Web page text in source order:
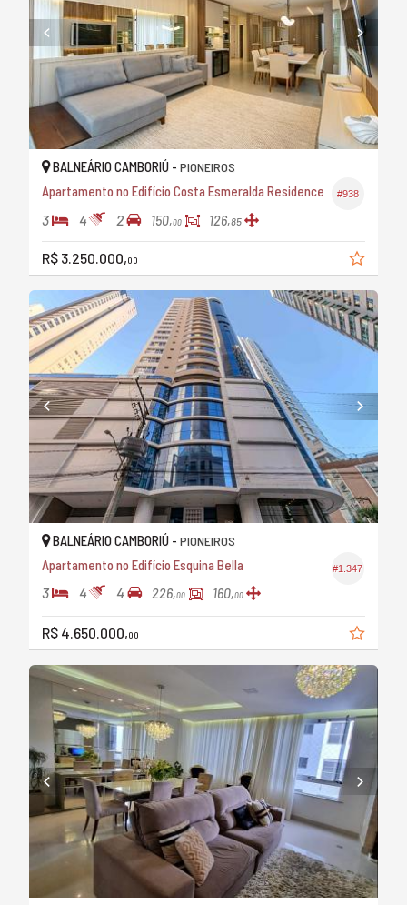
#938
BALNEÁRIO CAMBORIÚ - PIONEIROS
Apartamento no Edifício Costa Esmeralda Residence
3 4 2 150,00 126,85
R$ 3.250.000,00
#1.347
BALNEÁRIO CAMBORIÚ - PIONEIROS
Apartamento no Edifício Esquina Bella
3 4 4 226,00 160,00
R$ 4.650.000,00